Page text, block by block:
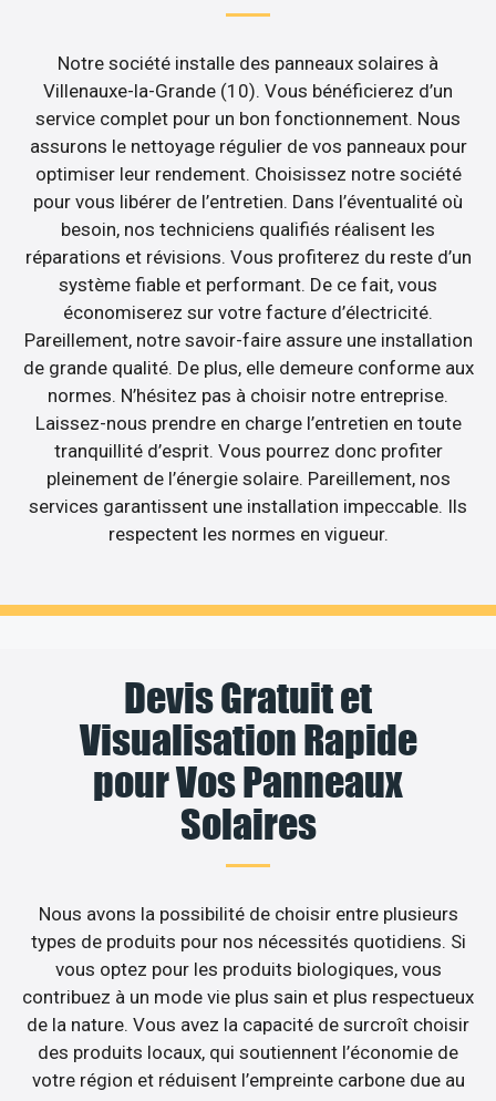
Notre société installe des panneaux solaires à
Villenauxe-la-Grande (10). Vous bénéficierez d’un
service complet pour un bon fonctionnement. Nous
assurons le nettoyage régulier de vos panneaux pour
optimiser leur rendement. Choisissez notre société
pour vous libérer de l’entretien. Dans l’éventualité où
besoin, nos techniciens qualifiés réalisent les
réparations et révisions. Vous profiterez du reste d’un
système fiable et performant. De ce fait, vous
économiserez sur votre facture d’électricité.
Pareillement, notre savoir-faire assure une installation
de grande qualité. De plus, elle demeure conforme aux
normes. N’hésitez pas à choisir notre entreprise.
Laissez-nous prendre en charge l’entretien en toute
tranquillité d’esprit. Vous pourrez donc profiter
pleinement de l’énergie solaire. Pareillement, nos
services garantissent une installation impeccable. Ils
respectent les normes en vigueur.
Devis Gratuit et
Visualisation Rapide
pour Vos Panneaux
Solaires
Nous avons la possibilité de choisir entre plusieurs
types de produits pour nos nécessités quotidiens. Si
vous optez pour les produits biologiques, vous
contribuez à un mode vie plus sain et plus respectueux
de la nature. Vous avez la capacité de surcroît choisir
des produits locaux, qui soutiennent l’économie de
votre région et réduisent l’empreinte carbone due au